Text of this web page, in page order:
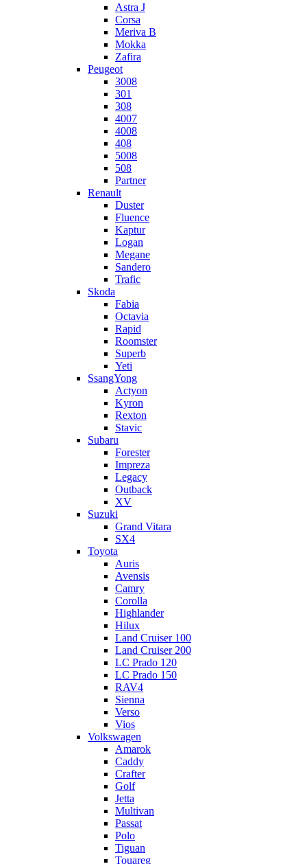
Astra J
Corsa
Meriva B
Mokka
Zafira
Peugeot
3008
301
308
4007
4008
408
5008
508
Partner
Renault
Duster
Fluence
Kaptur
Logan
Megane
Sandero
Trafic
Skoda
Fabia
Octavia
Rapid
Roomster
Superb
Yeti
SsangYong
Actyon
Kyron
Rexton
Stavic
Subaru
Forester
Impreza
Legacy
Outback
XV
Suzuki
Grand Vitara
SX4
Toyota
Auris
Avensis
Camry
Corolla
Highlander
Hilux
Land Cruiser 100
Land Cruiser 200
LC Prado 120
LC Prado 150
RAV4
Sienna
Verso
Vios
Volkswagen
Amarok
Caddy
Crafter
Golf
Jetta
Multivan
Passat
Polo
Tiguan
Touareg